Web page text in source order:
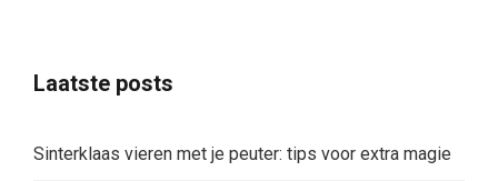
Laatste posts
Sinterklaas vieren met je peuter: tips voor extra magie